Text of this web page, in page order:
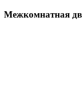
Межкомнатная